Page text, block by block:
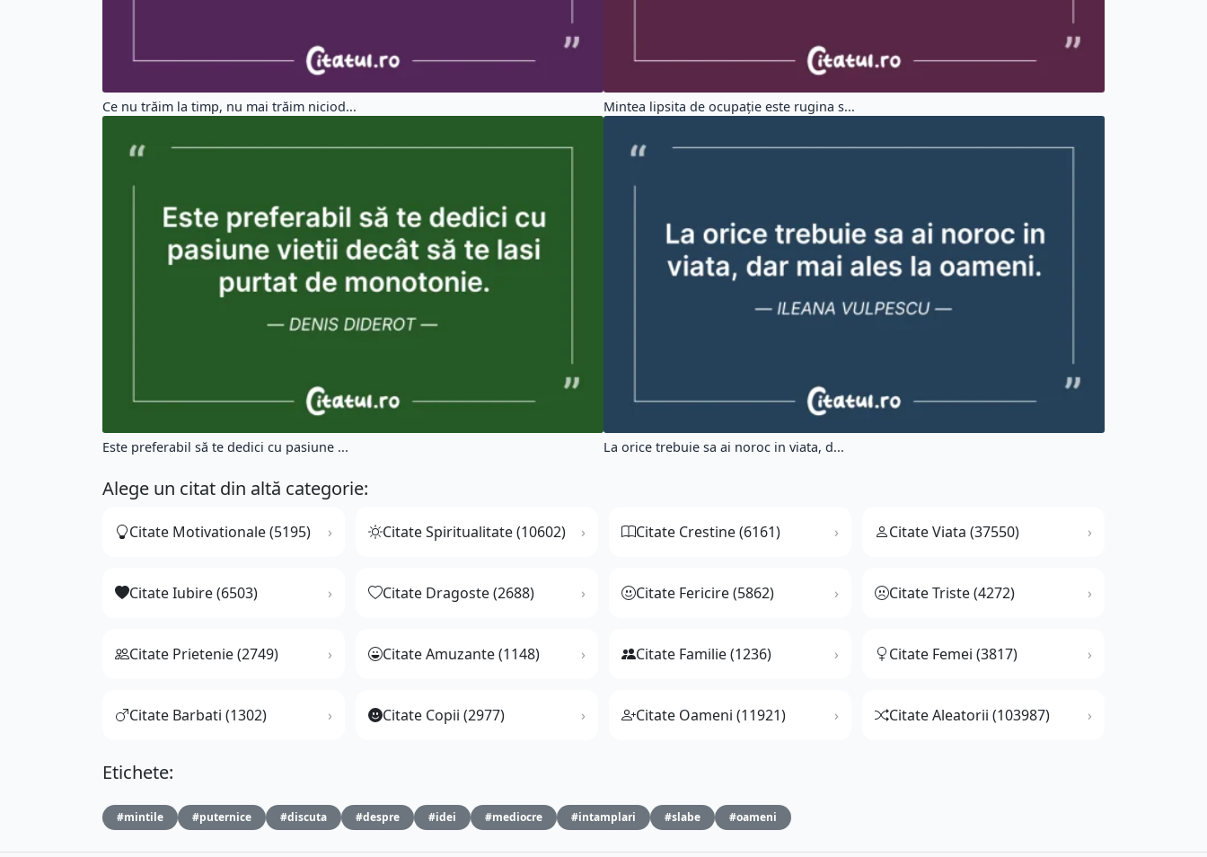
Ce nu trăim la timp, nu mai trăim niciod... Mintea lipsita de ocupație este rugina s...
Este preferabil să te dedici cu pasiune ... La orice trebuie sa ai noroc in viata, d...
Alege un citat din altă categorie:
Citate Motivationale (5195) Citate Spiritualitate (10602) Citate Crestine (6161) Citate Viata (37550)
Citate Iubire (6503) Citate Dragoste (2688) Citate Fericire (5862) Citate Triste (4272)
Citate Prietenie (2749) Citate Amuzante (1148) Citate Familie (1236) Citate Femei (3817)
Citate Barbati (1302) Citate Copii (2977) Citate Oameni (11921) Citate Aleatorii (103987)
Etichete:
#mintile #puternice #discuta #despre #idei #mediocre #intamplari #slabe #oameni